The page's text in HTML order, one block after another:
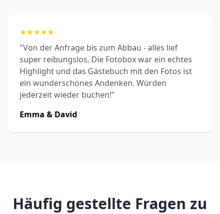
★★★★★
"Von der Anfrage bis zum Abbau - alles lief
super reibungslos. Die Fotobox war ein echtes
Highlight und das Gästebuch mit den Fotos ist
ein wunderschönes Andenken. Würden
jederzeit wieder buchen!"
Emma & David
Häufig gestellte Fragen zu